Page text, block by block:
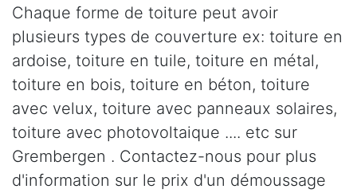
Chaque forme de toiture peut avoir
plusieurs types de couverture ex: toiture en
ardoise, toiture en tuile, toiture en métal,
toiture en bois, toiture en béton, toiture
avec velux, toiture avec panneaux solaires,
toiture avec photovoltaique .... etc sur
Grembergen . Contactez-nous pour plus
d'information sur le prix d'un démoussage